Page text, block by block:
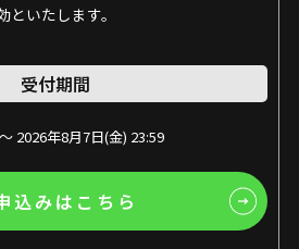
いたします。
受付期間
2026年8月7日(金) 23:59
込みはこちら